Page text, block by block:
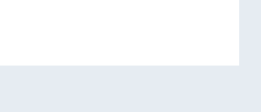
del sacrificio del lavoro italiano nel